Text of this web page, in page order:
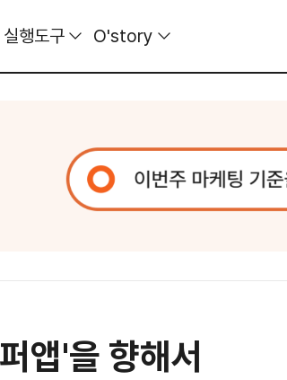
실행도구 O'story
앱'을 향해서